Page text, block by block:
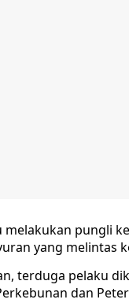
melakukan pungli
yang melintas
terduga pelaku
dan